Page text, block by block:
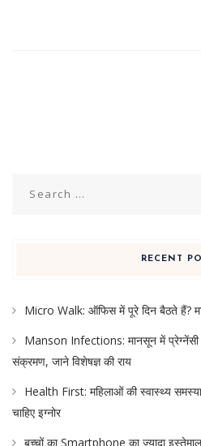
RECENT
Micro Walk: ऑफिस में पूरे दिन बैठते हैं?
Manson Infections: मानसून में प्रेग्नेंसी
संक्रमण, जाने विशेषज्ञ की राय
Health First: महिलाओं की स्वास्थ्य
चाहिए इग्नोर
बच्चों का Smartphone का ज्यादा